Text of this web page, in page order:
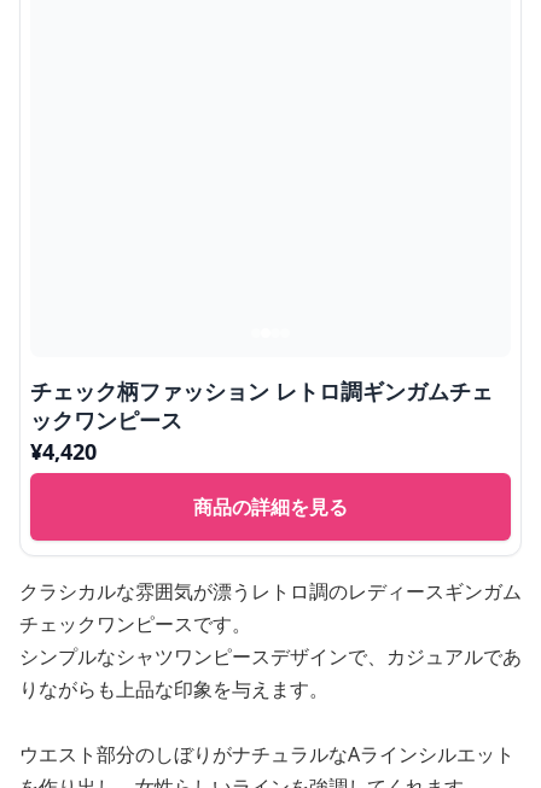
チェック柄ファッション レトロ調ギンガムチェ
ックワンピース
¥4,420
商品の詳細を見る
クラシカルな雰囲気が漂うレトロ調のレディースギンガム
チェックワンピースです。
シンプルなシャツワンピースデザインで、カジュアルであ
りながらも上品な印象を与えます。
ウエスト部分のしぼりがナチュラルなAラインシルエット